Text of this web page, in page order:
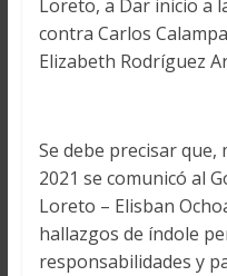
Loreto, a Dar inicio a
contra Carlos
Elizabeth Rodríguez
Se debe precisar que,
2021 se comunicó al
Loreto – Elisban
hallazgos de índole
responsabilidades y